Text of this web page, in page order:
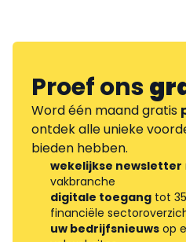
Proef ons
Word één maand gratis
ontdek alle unieke
bieden hebben.
wekelijkse newsletter
vakbranche
digitale toegang tot
financiële
uw bedrijfsnieuws op